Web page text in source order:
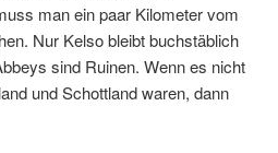
man ein paar Kilometer vom
Nur Kelso bleibt buchstäblich
sind Ruinen. Wenn es nicht
und Schottland waren, dann